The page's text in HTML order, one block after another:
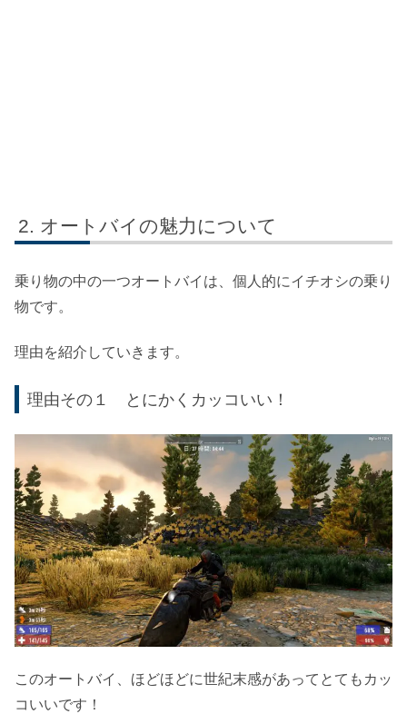
オートバイの魅力について
乗り物の中の一つオートバイは、個人的にイチオシの乗り
物です。
理由を紹介していきます。
理由その１ とにかくカッコいい！
このオートバイ、ほどほどに世紀末感があってとてもカッ
コいいです！